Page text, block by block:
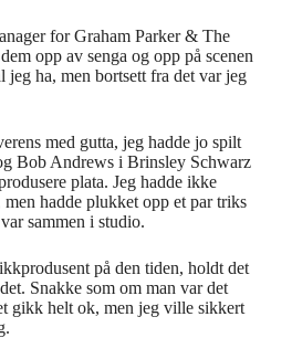
for Graham Parker & The
opp av senga og opp på scenen
jeg ha, men bortsett fra det var jeg
med gutta, jeg hadde jo spilt
Bob Andrews i Brinsley Schwarz
plata. Jeg hadde ikke
hadde plukket opp et par triks
sammen i studio.
på den tiden, holdt det
Snakke som om man var det
gikk helt ok, men jeg ville sikkert